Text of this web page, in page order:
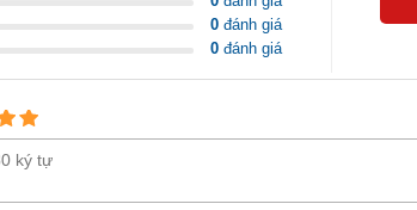
0 đánh giá
0 đánh giá